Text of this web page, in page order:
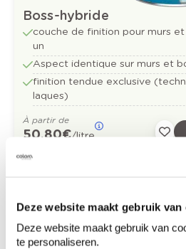
Deze website maakt gebruik van
Deze website maakt gebruik van
te personaliseren.
Boss-hybride
couche de finition pour murs
un
Aspect identique sur murs et
finition tendue exclusive
laques)
À partir de
50,80 €/litre
Découvrez plus d'images
Couloir
Escalier